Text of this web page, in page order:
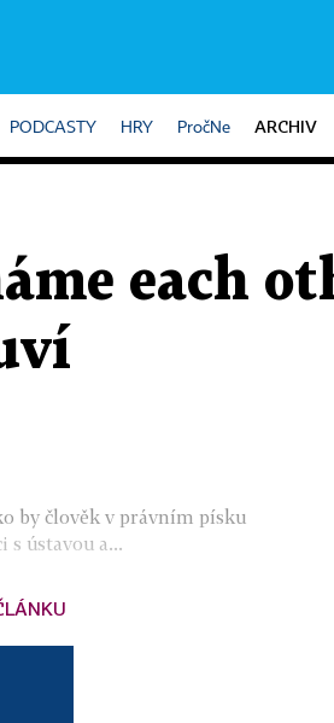
PODCASTY HRY PročNe ARCHIV
each
by člověk v právním písku
s ústavou a...